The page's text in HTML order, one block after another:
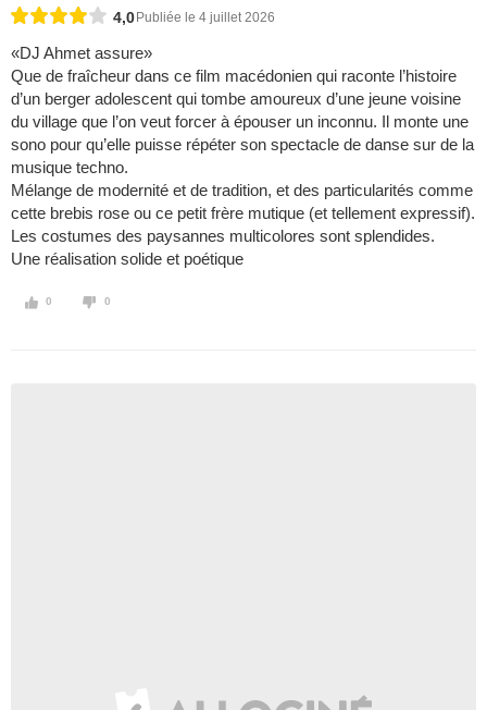
4,0 Publiée le 4 juillet 2026
«DJ Ahmet assure»
Que de fraîcheur dans ce film macédonien qui raconte l’histoire
d’un berger adolescent qui tombe amoureux d’une jeune voisine
du village que l’on veut forcer à épouser un inconnu. Il monte une
sono pour qu’elle puisse répéter son spectacle de danse sur de la
musique techno.
Mélange de modernité et de tradition, et des particularités comme
cette brebis rose ou ce petit frère mutique (et tellement expressif).
Les costumes des paysannes multicolores sont splendides.
Une réalisation solide et poétique
0 0